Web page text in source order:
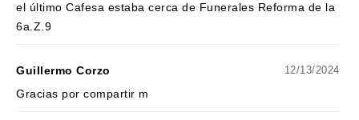
el último Cafesa estaba cerca de Funerales Reforma de la
6a.Z.9
Guillermo Corzo 12/13/2024
Gracias por compartir m